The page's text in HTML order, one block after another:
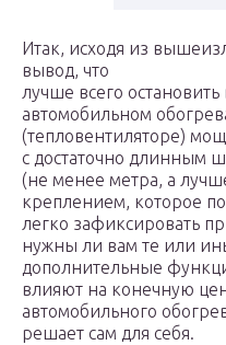
Итак, исходя из
вывод, что
лучше всего
автомобильном
(тепловентиляторе)
с достаточно длинным
(не менее метра, а
креплением, которое
легко зафиксировать
нужны ли вам те или
дополнительные
влияют на конечную
автомобильного
решает сам для себя.